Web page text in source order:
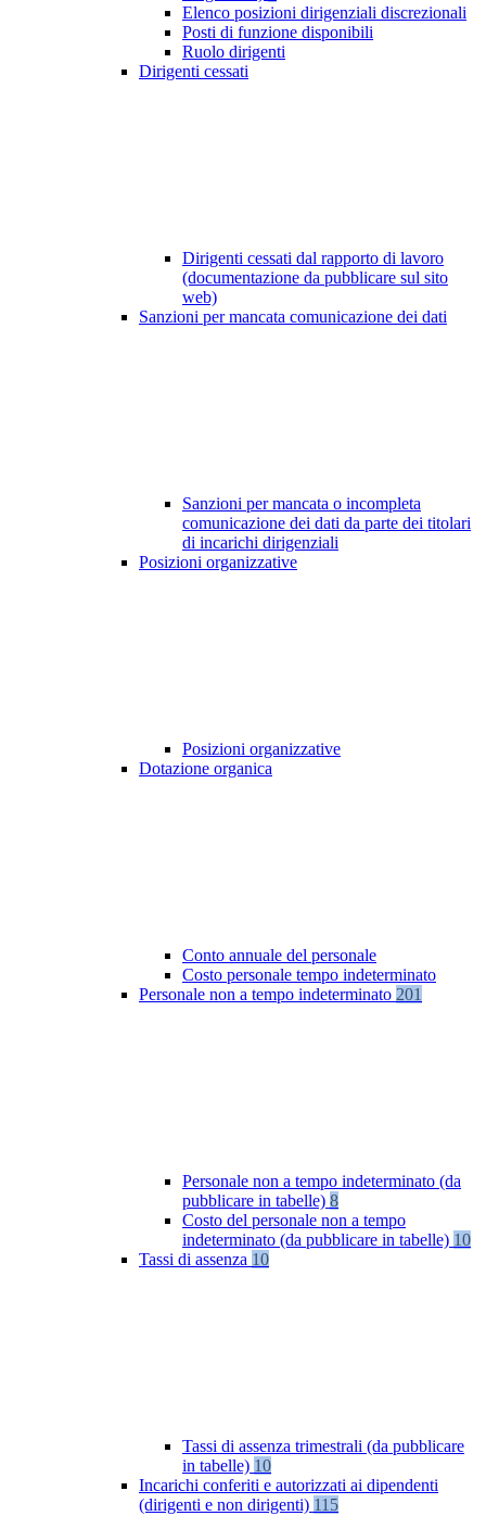
Elenco posizioni dirigenziali discrezionali
Posti di funzione disponibili
Ruolo dirigenti
Dirigenti cessati
Dirigenti cessati dal rapporto di lavoro
(documentazione da pubblicare sul sito
web)
Sanzioni per mancata comunicazione dei dati
Sanzioni per mancata o incompleta
comunicazione dei dati da parte dei titolari
di incarichi dirigenziali
Posizioni organizzative
Posizioni organizzative
Dotazione organica
Conto annuale del personale
Costo personale tempo indeterminato
Personale non a tempo indeterminato 201
Personale non a tempo indeterminato (da
pubblicare in tabelle) 8
Costo del personale non a tempo
indeterminato (da pubblicare in tabelle) 10
Tassi di assenza 10
Tassi di assenza trimestrali (da pubblicare
in tabelle) 10
Incarichi conferiti e autorizzati ai dipendenti
(dirigenti e non dirigenti) 115